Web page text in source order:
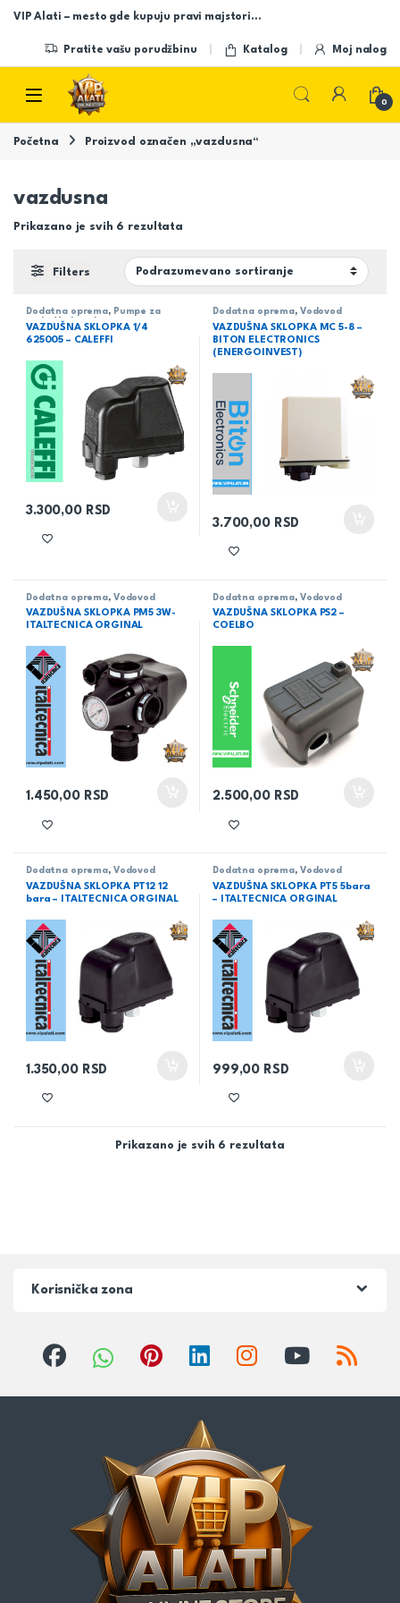
Skip to navigation
Skip to content
VIP Alati – mesto gde kupuju pravi majstori…
Pratite vašu porudžbinu Katalog Moj nalog
Open
0
Početna Proizvod označen „vazdusna“
vazdusna
Prikazano je svih 6 rezultata
Filters
Dodatna oprema, Pumpe za
vodu,Vodovod
VAZDUŠNA SKLOPKA 1/4
625005 – CALEFFI
3.300,00 RSD
Dodatna oprema, Vodovod
VAZDUŠNA SKLOPKA MC 5-8 –
BITON ELECTRONICS
(ENERGOINVEST)
3.700,00 RSD
Dodatna oprema, Vodovod
VAZDUŠNA SKLOPKA PM5 3W-
ITALTECNICA ORGINAL
1.450,00 RSD
Dodatna oprema, Vodovod
VAZDUŠNA SKLOPKA PS2 –
COELBO
2.500,00 RSD
Dodatna oprema, Vodovod
VAZDUŠNA SKLOPKA PT12 12
bara – ITALTECNICA ORGINAL
1.350,00 RSD
Dodatna oprema, Vodovod
VAZDUŠNA SKLOPKA PT5 5bara
– ITALTECNICA ORGINAL
999,00 RSD
Prikazano je svih 6 rezultata
Korisnička zona